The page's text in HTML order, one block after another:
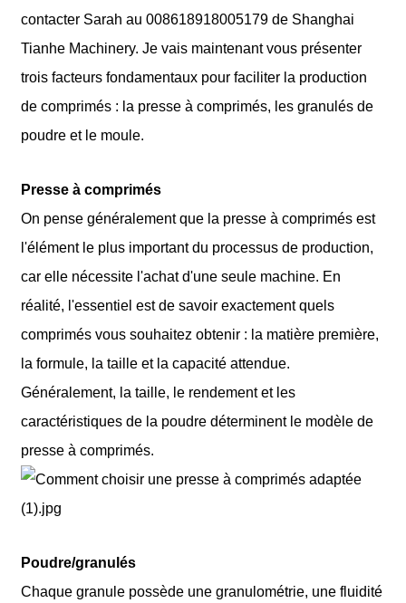
contacter Sarah au 008618918005179 de Shanghai
Tianhe Machinery. Je vais maintenant vous présenter
trois facteurs fondamentaux pour faciliter la production
de comprimés : la presse à comprimés, les granulés de
poudre et le moule.
Presse à comprimés
On pense généralement que la presse à comprimés est
l'élément le plus important du processus de production,
car elle nécessite l'achat d'une seule machine. En
réalité, l'essentiel est de savoir exactement quels
comprimés vous souhaitez obtenir : la matière première,
la formule, la taille et la capacité attendue.
Généralement, la taille, le rendement et les
caractéristiques de la poudre déterminent le modèle de
presse à comprimés.
Poudre/granulés
Chaque granule possède une granulométrie, une fluidité